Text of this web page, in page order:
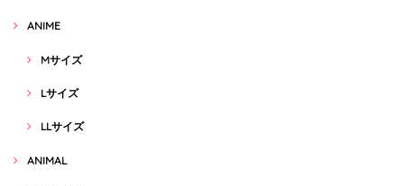
ANIME
Mサイズ
Lサイズ
LLサイズ
ANIMAL